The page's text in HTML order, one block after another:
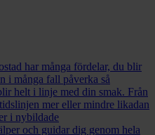
har många fördelar, du blir
i många fall påverka så
helt i linje med din smak. Från
mer eller mindre likadan
i nybildade
och guidar dig genom hela